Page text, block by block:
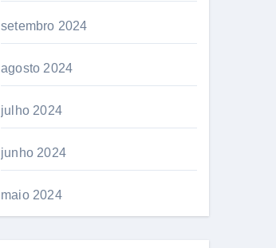
setembro 2024
agosto 2024
julho 2024
junho 2024
maio 2024